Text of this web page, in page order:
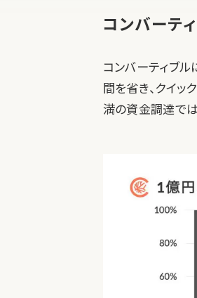
コンバーテ
コンバーティブル
間を省き、クイ
満の資金調達で